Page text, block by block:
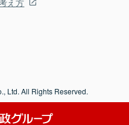
Ltd. All Rights Reserved.